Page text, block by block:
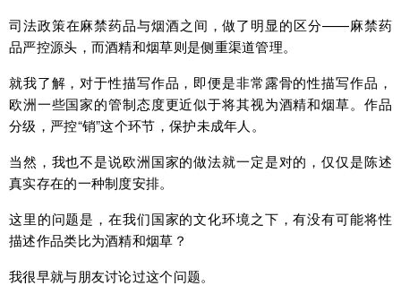
司法政策在麻禁药品与烟酒之间，做了明显的区分——麻禁药
品严控源头，而酒精和烟草则是侧重渠道管理。
就我了解，对于性描写作品，即便是非常露骨的性描写作品，
欧洲一些国家的管制态度更近似于将其视为酒精和烟草。作品
分级，严控“销”这个环节，保护未成年人。
当然，我也不是说欧洲国家的做法就一定是对的，仅仅是陈述
真实存在的一种制度安排。
这里的问题是，在我们国家的文化环境之下，有没有可能将性
描述作品类比为酒精和烟草？
我很早就与朋友讨论过这个问题。